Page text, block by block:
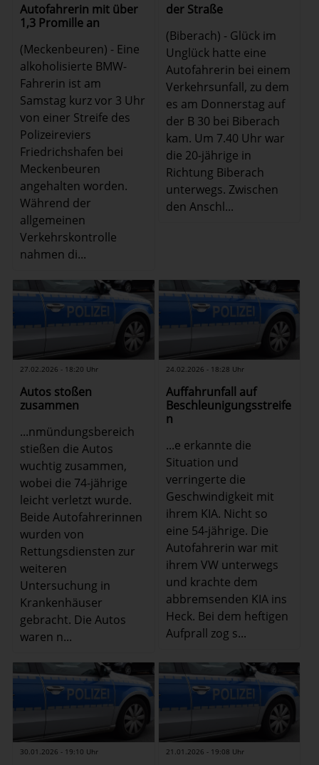
Autofahrerin mit über
1,3 Promille an
(Meckenbeuren) - Eine
alkoholisierte BMW-
Fahrerin ist am
Samstag kurz vor 3 Uhr
von einer Streife des
Polizeireviers
Friedrichshafen bei
Meckenbeuren
angehalten worden.
Während der
allgemeinen
Verkehrskontrolle
nahmen di...
der Straße
(Biberach) - Glück im
Unglück hatte eine
Autofahrerin bei einem
Verkehrsunfall, zu dem
es am Donnerstag auf
der B 30 bei Biberach
kam. Um 7.40 Uhr war
die 20-jährige in
Richtung Biberach
unterwegs. Zwischen
den Anschl...
27.02.2026 - 18:20 Uhr
Autos stoßen
zusammen
...nmündungsbereich
stießen die Autos
wuchtig zusammen,
wobei die 74-jährige
leicht verletzt wurde.
Beide Autofahrerinnen
wurden von
Rettungsdiensten zur
weiteren
Untersuchung in
Krankenhäuser
gebracht. Die Autos
waren n...
24.02.2026 - 18:28 Uhr
Auffahrunfall auf
Beschleunigungsstreife
n
...e erkannte die
Situation und
verringerte die
Geschwindigkeit mit
ihrem KIA. Nicht so
eine 54-jährige. Die
Autofahrerin war mit
ihrem VW unterwegs
und krachte dem
abbremsenden KIA ins
Heck. Bei dem heftigen
Aufprall zog s...
30.01.2026 - 19:10 Uhr 21.01.2026 - 19:08 Uhr